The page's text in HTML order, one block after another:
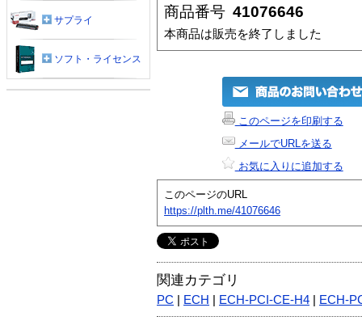
商品番号 41076646
本商品は販売を終了しました
このページを印刷する
メールでURLを送る
お気に入りに追加する
このページのURL
https://plth.me/41076646
関連カテゴリ
PC ECH ECH-PCI-CE-H4 ECH-
サプライ
ソフト・ライセンス